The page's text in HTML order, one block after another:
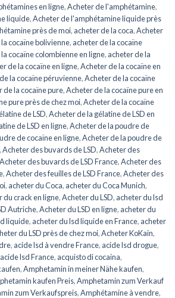
en ligne,Acheter de l'amphétamine,
liquide,Acheter de l'amphétamine liquide près
près de moi, acheter de la coca,Acheter
cocaïne bolivienne, acheter de la cocaïne
cocaïne colombienne en ligne, acheter de la
de la cocaïne en ligne,Acheter de la cocaïne en
la cocaïne péruvienne,Acheter de la cocaïne
de la cocaïne pure,Acheter de la cocaïne pure en
pure près de chez moi,Acheter de la cocaïne
de LSD,Acheter de la gélatine de LSD en
de LSD en ligne,Acheter de la poudre de
de cocaïne en ligne,Acheter de la poudre de
,Acheter des buvards de LSD,Acheter des
Acheter des buvards de LSD France,Acheter des
,Acheter des feuilles de LSD France,Acheter des
, acheter du Coca, acheter du Coca Munich,
du crack en ligne,Acheter du LSD, acheter du lsd
Autriche,Acheter du LSD en ligne, acheter du
liquide, acheter du lsd liquide en France, acheter
du LSD près de chez moi,Acheter KoKain,
, acide lsd à vendre France, acide lsd drogue,
acide lsd France, acquisto di cocaina,
,Amphetamin in meiner Nähe kaufen,
kaufen Preis,Amphetamin zum Verkauf
zum Verkaufspreis,Amphétamine à vendre,